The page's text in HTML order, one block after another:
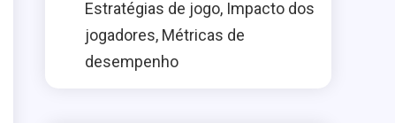
Estratégias de jogo, Impacto dos
jogadores, Métricas de
desempenho